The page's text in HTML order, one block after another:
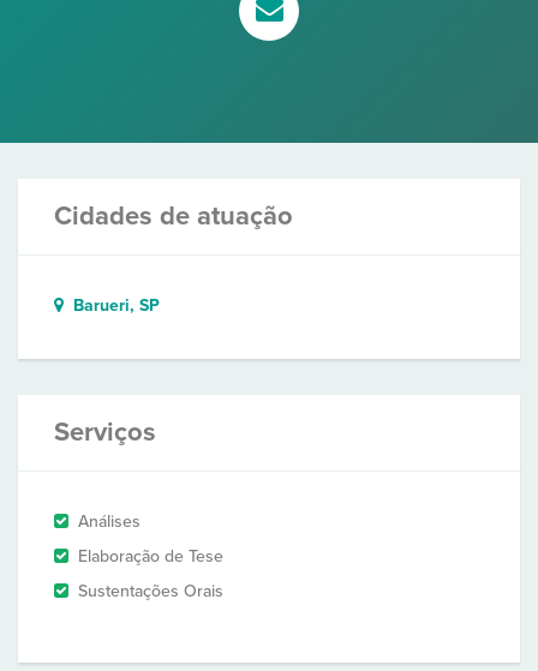
Cidades de atuação
Barueri, SP
Serviços
Análises
Elaboração de Tese
Sustentações Orais